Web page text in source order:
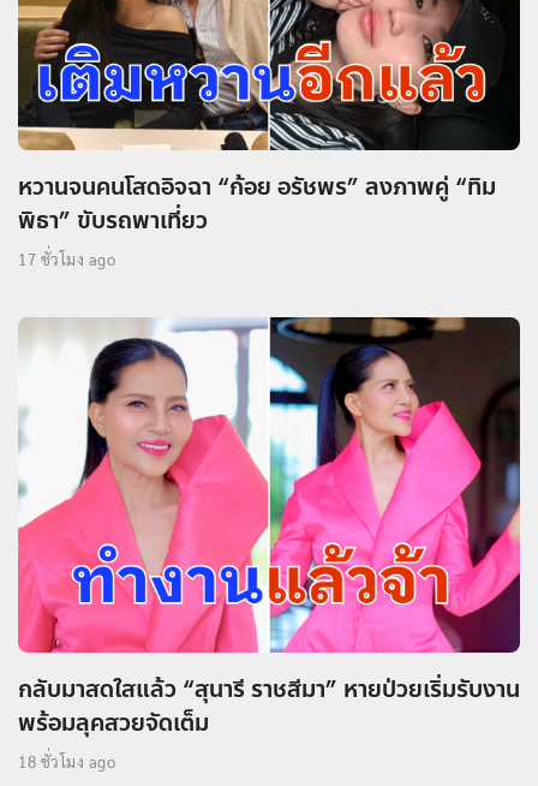
หวานจนคนโสดอิจฉา “ก้อย อรัชพร” ลงภาพคู่ “ทิม
พิธา” ขับรถพาเที่ยว
17 ชั่วโมง ago
กลับมาสดใสแล้ว “สุนารี ราชสีมา” หายป่วยเริ่มรับงาน
พร้อมลุคสวยจัดเต็ม
18 ชั่วโมง ago